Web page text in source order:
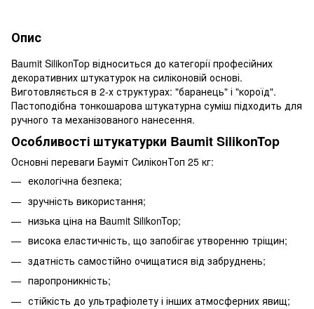
Опис
Baumit SilikonTop відноситься до категорії професійних
декоративних штукатурок на силіконовій основі.
Виготовляється в 2-х структурах: "баранець" і "короїд".
Пастоподібна тонкошарова штукатурна суміш підходить для
ручного та механізованого нанесення.
Особливості штукатурки Baumit SilikonTop
Основні переваги Бауміт СиліконТоп 25 кг:
екологічна безпека;
зручність використання;
низька ціна на Baumit SilikonTop;
висока еластичність, що запобігає утворенню тріщин;
здатність самостійно очищатися від забруднень;
паропроникність;
стійкість до ультрафіолету і інших атмосферних явищ;